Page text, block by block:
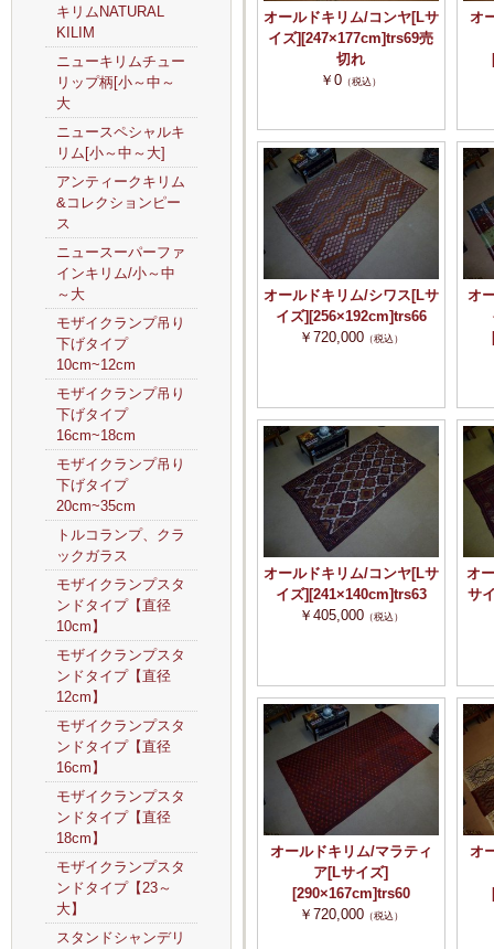
キリムNATURAL
KILIM
ニューキリムチュー
リップ柄[小～中～
大
ニュースペシャルキ
リム[小～中～大]
アンティークキリム
&コレクションピー
ス
ニュースーパーファ
インキリム/小～中
～大
モザイクランプ吊り
下げタイプ
10cm~12cm
モザイクランプ吊り
下げタイプ
16cm~18cm
モザイクランプ吊り
下げタイプ
20cm~35cm
トルコランプ、クラ
ックガラス
モザイクランプスタ
ンドタイプ【直径
10cm】
モザイクランプスタ
ンドタイプ【直径
12cm】
モザイクランプスタ
ンドタイプ【直径
16cm】
モザイクランプスタ
ンドタイプ【直径
18cm】
モザイクランプスタ
ンドタイプ【23～
大】
スタンドシャンデリ
オールドキリム/コンヤ[Lサ
イズ][247×177cm]trs69売
切れ
￥0 （税込）
オ
オールドキリム/シワス[Lサ
イズ][256×192cm]trs66
￥720,000 （税込）
オ
オールドキリム/コンヤ[Lサ
イズ][241×140cm]trs63
￥405,000 （税込）
オ
サ
オールドキリム/マラティ
ア[Lサイズ]
[290×167cm]trs60
￥720,000 （税込）
オ